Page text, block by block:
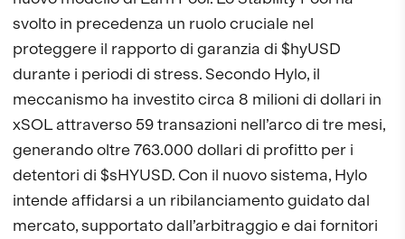
svolto in precedenza un ruolo cruciale nel
proteggere il rapporto di garanzia di $hyUSD
durante i periodi di stress. Secondo Hylo, il
meccanismo ha investito circa 8 milioni di dollari in
xSOL attraverso 59 transazioni nell’arco di tre mesi,
generando oltre 763.000 dollari di profitto per i
detentori di $sHYUSD. Con il nuovo sistema, Hylo
intende affidarsi a un ribilanciamento guidato dal
mercato, supportato dall’arbitraggio e dai fornitori